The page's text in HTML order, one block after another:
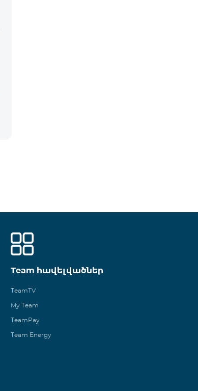
Team հավելվածներ
TeamTV
My Team
TeamPay
Team Energy